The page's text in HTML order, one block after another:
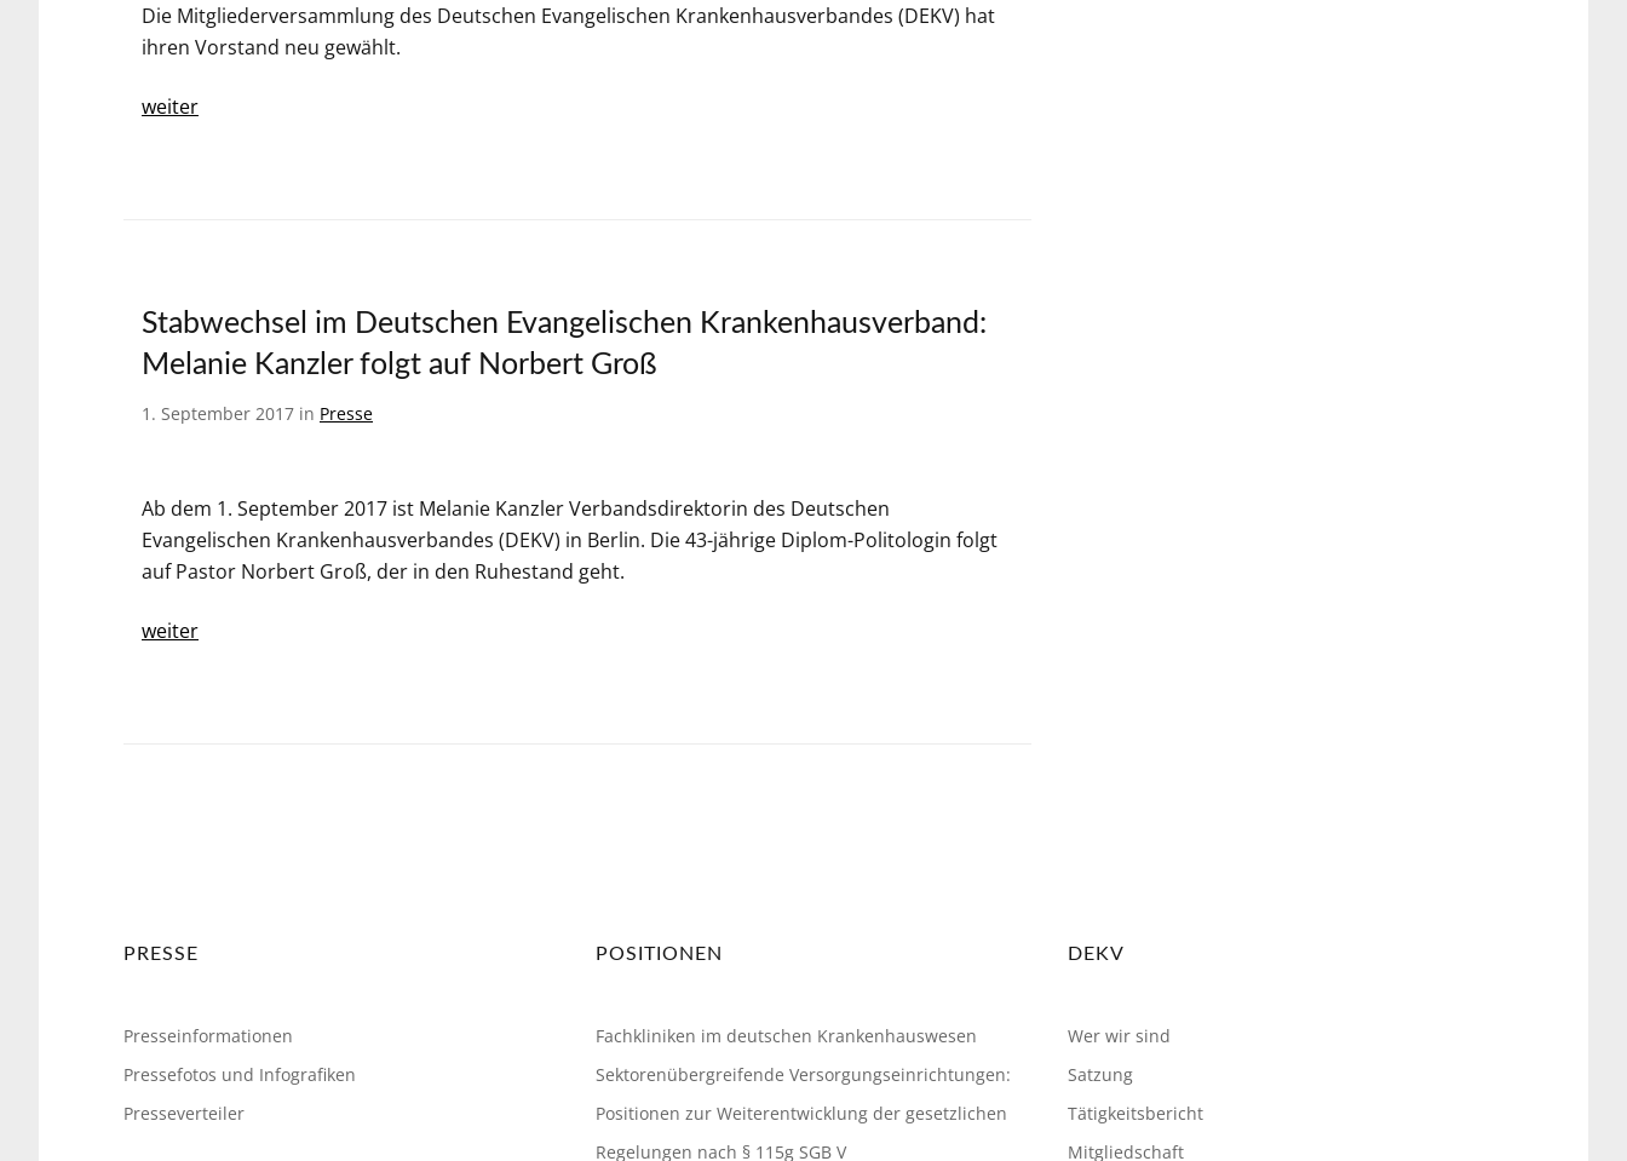
Die Mitgliederversammlung des Deutschen Evangelischen Krankenhausverbandes (DEKV) hat
ihren Vorstand neu gewählt.
weiter
Stabwechsel im Deutschen Evangelischen Krankenhausverband:
Melanie Kanzler folgt auf Norbert Groß
1. September 2017 in Presse
Ab dem 1. September 2017 ist Melanie Kanzler Verbandsdirektorin des Deutschen
Evangelischen Krankenhausverbandes (DEKV) in Berlin. Die 43-jährige Diplom-Politologin folgt
auf Pastor Norbert Groß, der in den Ruhestand geht.
weiter
PRESSE
Presseinformationen
Pressefotos und Infografiken
Presseverteiler
POSITIONEN
Fachkliniken im deutschen Krankenhauswesen
Sektorenübergreifende Versorgungseinrichtungen:
Positionen zur Weiterentwicklung der gesetzlichen
Regelungen nach § 115g SGB V
DEKV
Wer wir sind
Satzung
Tätigkeitsbericht
Mitgliedschaft